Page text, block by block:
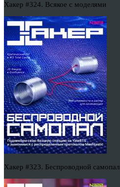
Хакер #324. Всякое с моделями
Хакер #323. Беспроводной самопал